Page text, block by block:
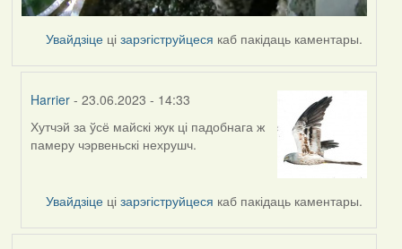
Увайдзіце цізарэгіструйцеся каб пакідаць каментары.
Harrier - 23.06.2023 - 14:33
In
reply
Lighty
Хутчэй за ўсё майскі жук ці падобнага ж
памеру чэрвеньскі нехрушч.
Увайдзіце цізарэгіструйцеся каб пакідаць каментары.